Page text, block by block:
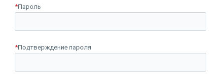
*Пароль
*Подтверждение пароля